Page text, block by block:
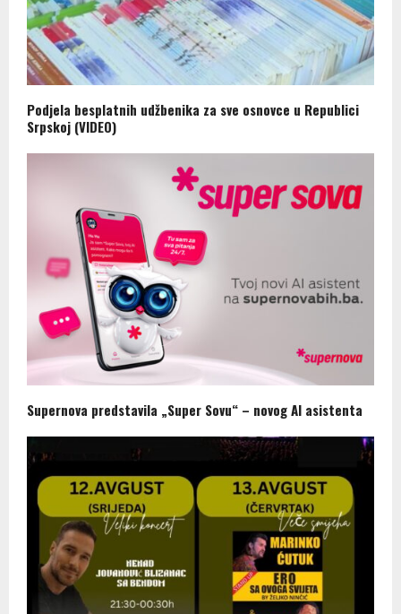
Podjela besplatnih udžbenika za sve osnovce u Republici
Srpskoj (VIDEO)
Supernova predstavila „Super Sovu“ – novog AI asistenta